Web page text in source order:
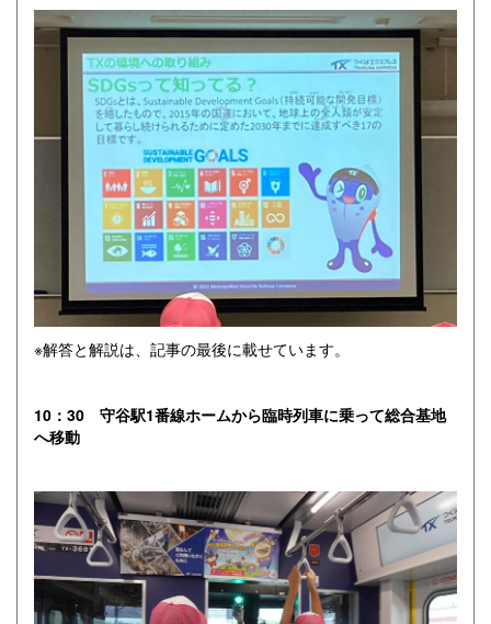
※解答と解説は、記事の最後に載せています。
10：30 守谷駅1番線ホームから臨時列車に乗って総合基地
へ移動